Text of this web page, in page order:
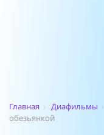
Главная › Диафильмы ›
обезьянкой